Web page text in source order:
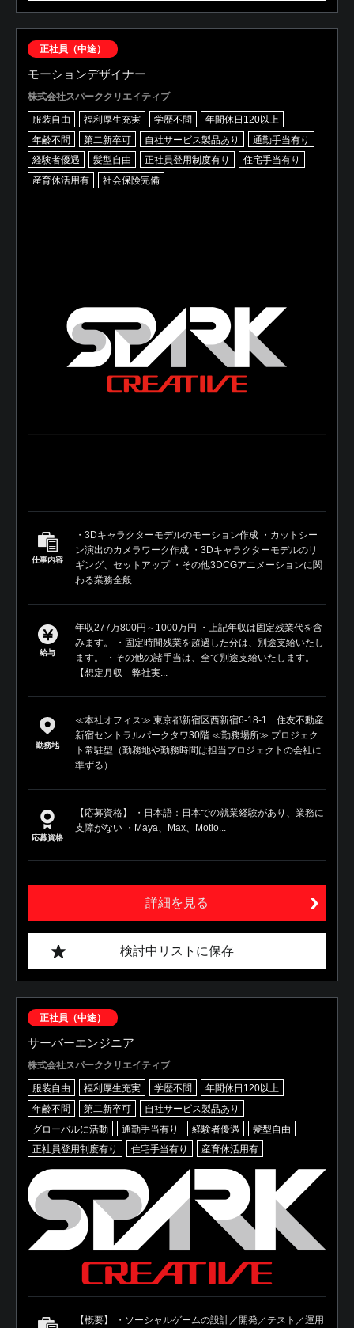
正社員（中途）
モーションデザイナー
株式会社スパーククリエイティブ
服装自由 福利厚生充実 学歴不問
年間休日120以上
年齢不問
第二新卒可 自社サービス製品あり
通勤手当有り
経験者優遇
髪型自由 正社員登用制度有り
住宅手当有り
産育休活用有
社会保険完備
仕事内容
・3Dキャラクターモデルのモーション作成 ・カットシー
ン演出のカメラワーク作成 ・3Dキャラクターモデルのリ
ギング、セットアップ ・その他3DCGアニメーションに関
わる業務全般
給与
年収277万800円～1000万円 ・上記年収は固定残業代を含
みます。 ・固定時間残業を超過した分は、別途支給いたし
ます。 ・その他の諸手当は、全て別途支給いたします。
【想定月収 弊社実...
勤務地
≪本社オフィス≫ 東京都新宿区西新宿6-18-1 住友不動産
新宿セントラルパークタワ30階 ≪勤務場所≫ プロジェク
ト常駐型（勤務地や勤務時間は担当プロジェクトの会社に
準ずる）
応募資格
【応募資格】 ・日本語：日本での就業経験があり、業務に
支障がない ・Maya、Max、Motio...
詳細を見る
検討中リストに保存
正社員（中途）
サーバーエンジニア
株式会社スパーククリエイティブ
服装自由 福利厚生充実 学歴不問
年間休日120以上
年齢不問
第二新卒可
自社サービス製品あり
グローバルに活動
通勤手当有り 経験者優遇
髪型自由
正社員登用制度有り
住宅手当有り 産育休活用有
【概要】 ・ソーシャルゲームの設計／開発／テスト／運用